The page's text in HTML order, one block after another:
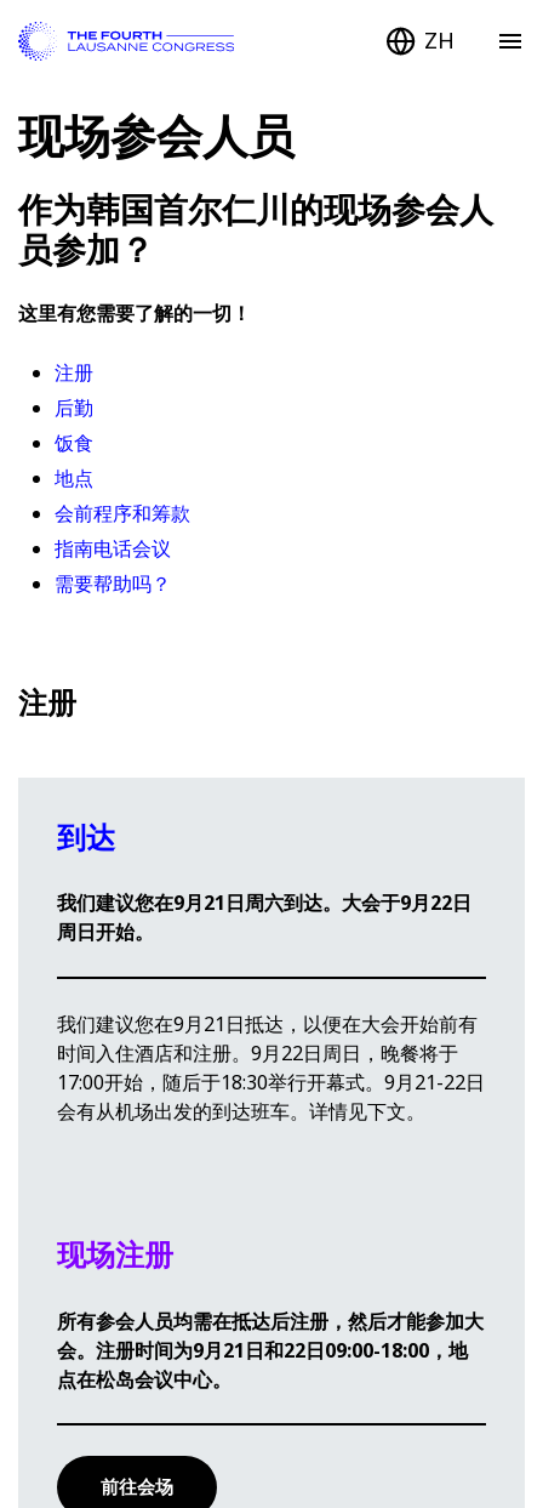
ZH
现场参会人员
作为韩国首尔仁川的现场参会人
员参加？
这里有您需要了解的一切！
注册
后勤
饭食
地点
会前程序和筹款
指南电话会议
需要帮助吗？
注册
到达
我们建议您在9月21日周六到达。大会于9月22日
周日开始。
我们建议您在9月21日抵达，以便在大会开始前有
时间入住酒店和注册。9月22日周日，晚餐将于
17:00开始，随后于18:30举行开幕式。9月21-22日
会有从机场出发的到达班车。详情见下文。
现场注册
所有参会人员均需在抵达后注册，然后才能参加大
会。注册时间为9月21日和22日09:00-18:00，地
点在松岛会议中心。
前往会场